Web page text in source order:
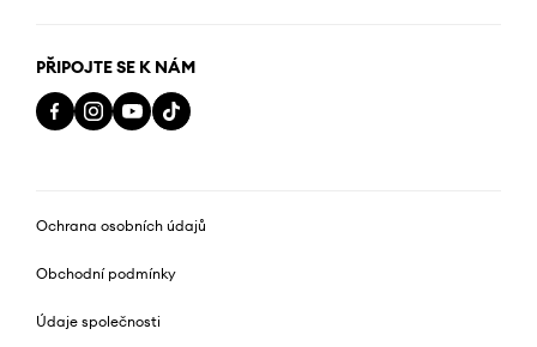
PŘIPOJTE SE K NÁM
Ochrana osobních údajů
Obchodní podmínky
Údaje společnosti